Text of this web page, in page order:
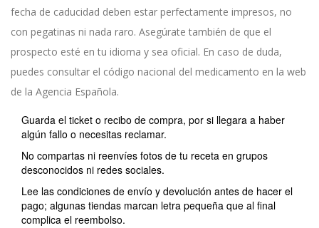
fecha de caducidad deben estar perfectamente impresos, no
con pegatinas ni nada raro. Asegúrate también de que el
prospecto esté en tu idioma y sea oficial. En caso de duda,
puedes consultar el código nacional del medicamento en la web
de la Agencia Española.
Guarda el ticket o recibo de compra, por si llegara a haber
algún fallo o necesitas reclamar.
No compartas ni reenvíes fotos de tu receta en grupos
desconocidos ni redes sociales.
Lee las condiciones de envío y devolución antes de hacer el
pago; algunas tiendas marcan letra pequeña que al final
complica el reembolso.